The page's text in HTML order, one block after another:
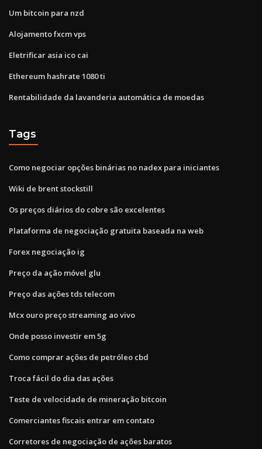
Um bitcoin para nzd
Alojamento fxcm vps
Eletrificar asia ico cai
Ethereum hashrate 1080 ti
Rentabilidade da lavanderia automática de moedas
Tags
Como negociar opções binárias no nadex para iniciantes
Wiki de brent stockstill
Os preços diários do cobre são excelentes
Plataforma de negociação gratuita baseada na web
Forex negociação ig
Preço da ação móvel glu
Preço das ações tds telecom
Mcx ouro preço streaming ao vivo
Onde posso investir em 5g
Como comprar ações de petróleo cbd
Troca fácil do dia das ações
Teste de velocidade de mineração bitcoin
Comerciantes fiscais entrar em contato
Corretores de negociação de ações baratos